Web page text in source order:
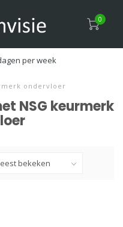
0
per week
ondervloer
NSG keurmerk